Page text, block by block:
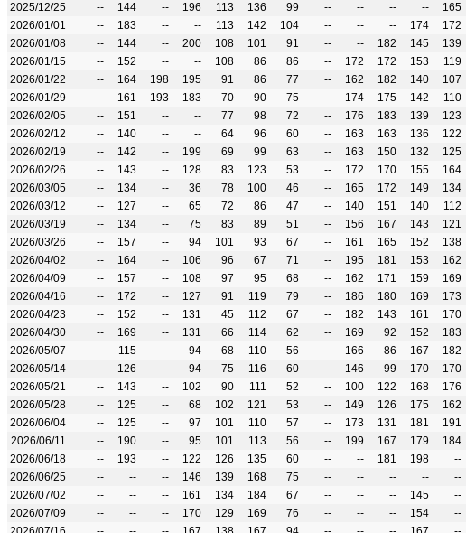
2025/12/25
-- 144 -- 196 113 136 99 -- -- -- -- 165
2026/01/01
-- 183 -- -- 113 142 104 -- -- -- 174 172
2026/01/08
-- 144 -- 200 108 101 91 -- -- 182 145 139
2026/01/15
-- 152 -- -- 108 86 86 -- 172 172 153 119
2026/01/22
-- 164 198 195 91 86 77 -- 162 182 140 107
2026/01/29
-- 161 193 183 70 90 75 -- 174 175 142 110
2026/02/05
-- 151 -- -- 77 98 72 -- 176 183 139 123
2026/02/12
-- 140 -- -- 64 96 60 -- 163 163 136 122
2026/02/19
-- 142 -- 199 69 99 63 -- 163 150 132 125
2026/02/26
-- 143 -- 128 83 123 53 -- 172 170 155 164
2026/03/05
-- 134 -- 36 78 100 46 -- 165 172 149 134
2026/03/12
-- 127 -- 65 72 86 47 -- 140 151 140 112
2026/03/19
-- 134 -- 75 83 89 51 -- 156 167 143 121
2026/03/26
-- 157 -- 94 101 93 67 -- 161 165 152 138
2026/04/02
-- 164 -- 106 96 67 71 -- 195 181 153 162
2026/04/09
-- 157 -- 108 97 95 68 -- 162 171 159 169
2026/04/16
-- 172 -- 127 91 119 79 -- 186 180 169 173
2026/04/23
-- 152 -- 131 45 112 67 -- 182 143 161 170
2026/04/30
-- 169 -- 131 66 114 62 -- 169 92 152 183
2026/05/07
-- 115 -- 94 68 110 56 -- 166 86 167 182
2026/05/14
-- 126 -- 94 75 116 60 -- 146 99 170 170
2026/05/21
-- 143 -- 102 90 111 52 -- 100 122 168 176
2026/05/28
-- 125 -- 68 102 121 53 -- 149 126 175 162
2026/06/04
-- 125 -- 97 101 110 57 -- 173 131 181 191
2026/06/11
-- 190 -- 95 101 113 56 -- 199 167 179 184
2026/06/18
-- 193 -- 122 126 135 60 -- -- 181 198 --
2026/06/25
-- -- -- 146 139 168 75 -- -- -- -- --
2026/07/02
-- -- -- 161 134 184 67 -- -- -- 145 --
2026/07/09
-- -- -- 170 129 169 76 -- -- -- 154 --